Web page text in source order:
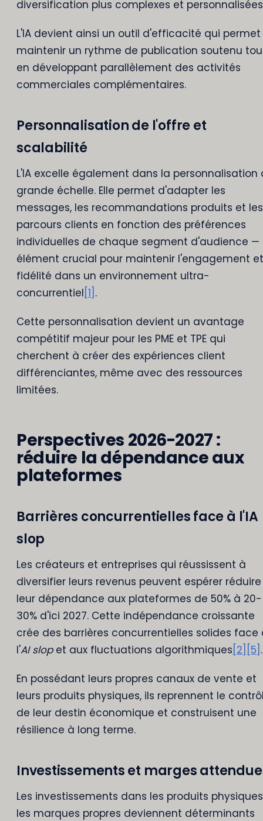
diversification plus complexes et personnalisées
L'IA devient ainsi un outil d'efficacité qui
maintenir un rythme de publication soutenu
en développant parallèlement des activités
commerciales complémentaires.
Personnalisation de l'offre et
scalabilité
L'IA excelle également dans la personnalisation
grande échelle. Elle permet d'adapter les
messages, les recommandations produits et les
parcours clients en fonction des préférences
individuelles de chaque segment d'audience —
élément crucial pour maintenir l'engagement
fidélité dans un environnement ultra-
concurrentiel [1] .
Cette personnalisation devient un avantage
compétitif majeur pour les PME et TPE qui
cherchent à créer des expériences client
différenciantes, même avec des ressources
limitées.
Perspectives 2026-2027 :
réduire la dépendance aux
plateformes
Barrières concurrentielles face à l'IA
slop
Les créateurs et entreprises qui réussissent à
diversifier leurs revenus peuvent espérer réduire
leur dépendance aux plateformes de 50% à 20-
30% d'ici 2027. Cette indépendance croissante
crée des barrières concurrentielles solides face
l'AI slopet aux fluctuations algorithmiques [2] [5] .
En possédant leurs propres canaux de vente et
leurs produits physiques, ils reprennent le
de leur destin économique et construisent une
résilience à long terme.
Investissements et marges
Les investissements dans les produits
les marques propres deviennent déterminants